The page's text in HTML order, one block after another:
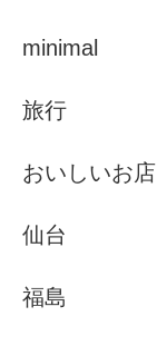
minimal
旅行
おいしいお店
仙台
福島